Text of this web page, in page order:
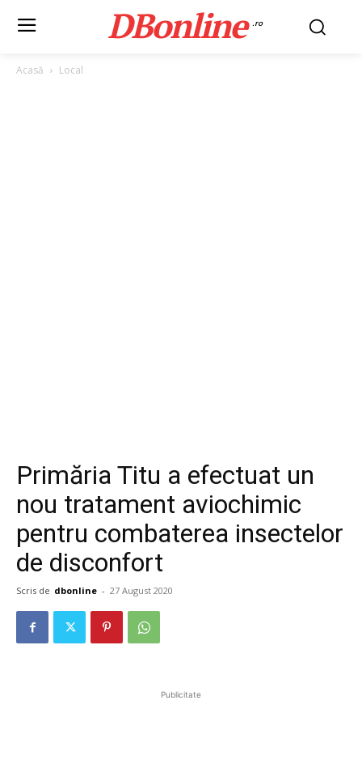
DBonline .ro
Acasă Local
Primăria Titu a efectuat un
nou tratament aviochimic
pentru combaterea insectelor
de disconfort
Scris de dbonline - 27 August 2020
Publicitate